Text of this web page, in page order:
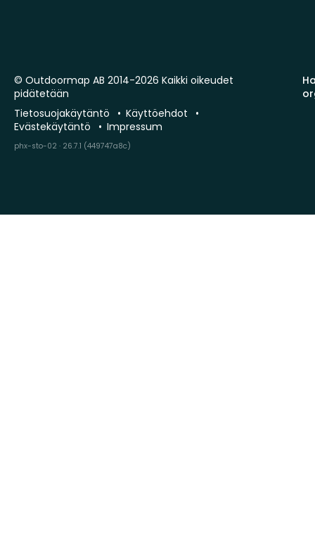
© Outdoormap AB 2014-2026 Kaikki oikeudet
pidätetään
Tietosuojakäytäntö
Käyttöehdot
Evästekäytäntö
Impressum
phx-sto-02 · 26.7.1 (449747a8c)